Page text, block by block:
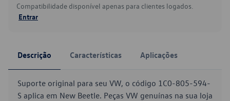
Compatibilidade disponível apenas para clientes logados.
Entrar
Descrição Características Aplicações
Suporte original para seu VW, o código 1C0-805-594-
S aplica em New Beetle. Peças VW genuínas na sua loja